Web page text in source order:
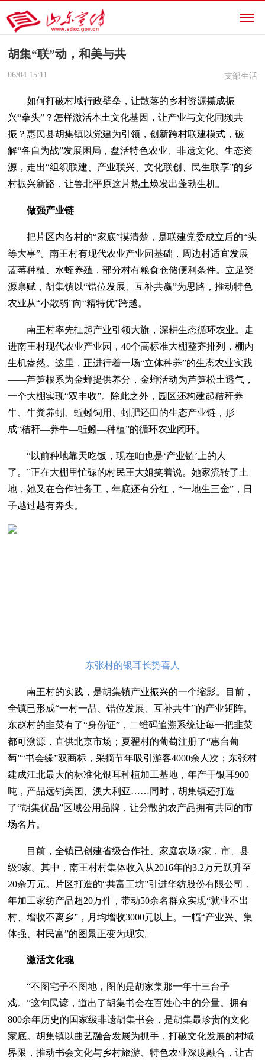
胡集“联”动，和美与共
06/04 15:11 支部生活
如何打破村域行政壁垒，让散落的乡村资源攥成振
兴“拳头”？怎样激活本土文化基因，让产业与文化同频共
振？惠民县胡集镇以党建为引领，创新跨村联建模式，破
解“各自为战”发展困局，盘活特色农业、非遗文化、生态资
源，走出“组织联建、产业联兴、文化联创、民生联享”的乡
村振兴新路，让鲁北平原这片热土焕发出蓬勃生机。
做强产业链
把片区内各村的“家底”摸清楚，是联建党委成立后的“头
等大事”。南王村有现代农业产业园基础，周边村适宜发展
蓝莓种植、水蛭养殖，部分村有粮食仓储便利条件。立足资
源禀赋，胡集镇以“错位发展、互补共赢”为思路，推动特色
农业从“小散弱”向“精特优”跨越。
南王村率先扛起产业引领大旗，深耕生态循环农业。走
进南王村现代农业产业园，40个高标准大棚整齐排列，棚内
生机盎然。这里，正进行着一场“立体种养”的生态农业实践
——芦笋根系为金蝉提供养分，金蝉活动为芦笋松土透气，
一个大棚实现“双丰收”。除此之外，园区还构建起秸秆养
牛、牛粪养蚓、蚯蚓饲用、蚓肥还田的生态产业链，形
成“秸秆—养牛—蚯蚓—种植”的循环农业闭环。
“以前种地靠天吃饭，现在咱也是‘产业链’上的人
了。”正在大棚里忙碌的村民王大姐笑着说。她家流转了土
地，她又在合作社务工，年底还有分红，“一地生三金”，日
子越过越有奔头。
东张村的银耳长势喜人
南王村的实践，是胡集镇产业振兴的一个缩影。目前，
全镇已形成“一村一品、错位发展、互补共生”的产业矩阵。
东赵村的韭菜有了“身份证”，二维码追溯系统让每一把韭菜
都可溯源，直供北京市场；夏翟村的葡萄注册了“惠台葡
萄”“书会缘”双商标，采摘节年吸引游客4000余人次；东张村
建成江北最大的标准化银耳种植加工基地，年产干银耳900
吨，产品远销美国、澳大利亚……同时，胡集镇还打造
了“胡集优品”区域公用品牌，让分散的农产品拥有共同的市
场名片。
目前，全镇已创建省级合作社、家庭农场7家，市、县
级9家。其中，南王村村集体收入从2016年的3.2万元跃升至
20余万元。片区打造的“共富工坊”引进华纺股份有限公司，
年加工家纺产品超20万件，带动50余名群众实现“就业不出
村、增收不离乡”，月均增收3000元以上。一幅“产业兴、集
体强、村民富”的图景正变为现实。
激活文化魂
“不图宅子不图地，图的是胡家集那一年十三台子
戏。”这句民谚，道出了胡集书会在百姓心中的分量。拥有
800余年历史的国家级非遗胡集书会，是胡集最珍贵的文化
家底。胡集镇以曲艺融合发展为抓手，打破文化发展的村域
界限，推动书会文化与乡村旅游、特色农业深度融合，让古